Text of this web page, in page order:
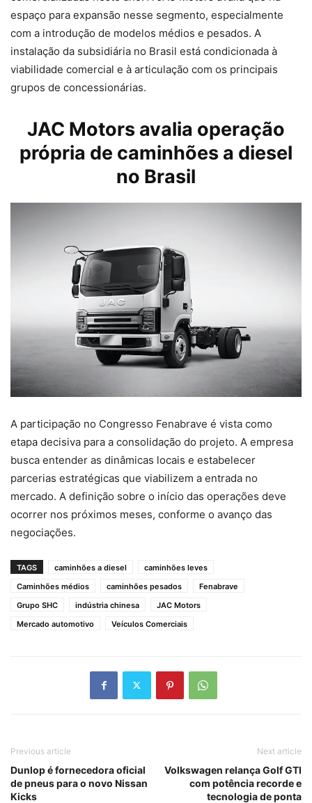
espaço para expansão nesse segmento, especialmente
com a introdução de modelos médios e pesados. A
instalação da subsidiária no Brasil está condicionada à
viabilidade comercial e à articulação com os principais
grupos de concessionárias.
JAC Motors avalia operação
própria de caminhões a diesel
no Brasil
A participação no Congresso Fenabrave é vista como
etapa decisiva para a consolidação do projeto. A empresa
busca entender as dinâmicas locais e estabelecer
parcerias estratégicas que viabilizem a entrada no
mercado. A definição sobre o início das operações deve
ocorrer nos próximos meses, conforme o avanço das
negociações.
TAGS caminhões a diesel
caminhões leves
Caminhões médios
caminhões pesados
Fenabrave
Grupo SHC
indústria chinesa
JAC Motors
Mercado automotivo
Veículos Comerciais
Previous article
Dunlop é fornecedora oficial
de pneus para o novo Nissan
Kicks
Next article
Volkswagen relança Golf GTI
com potência recorde e
tecnologia de ponta